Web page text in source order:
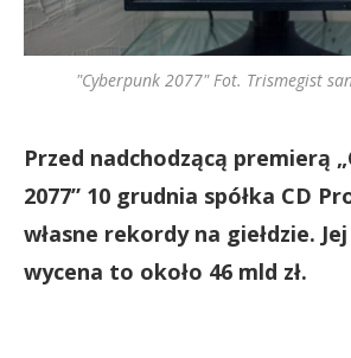
"Cyberpunk 2077" Fot. Trismegist
Przed nadchodzącą premierą
2077” 10 grudnia spółka CD
własne rekordy na giełdzie.
wycena to około 46 mld zł.